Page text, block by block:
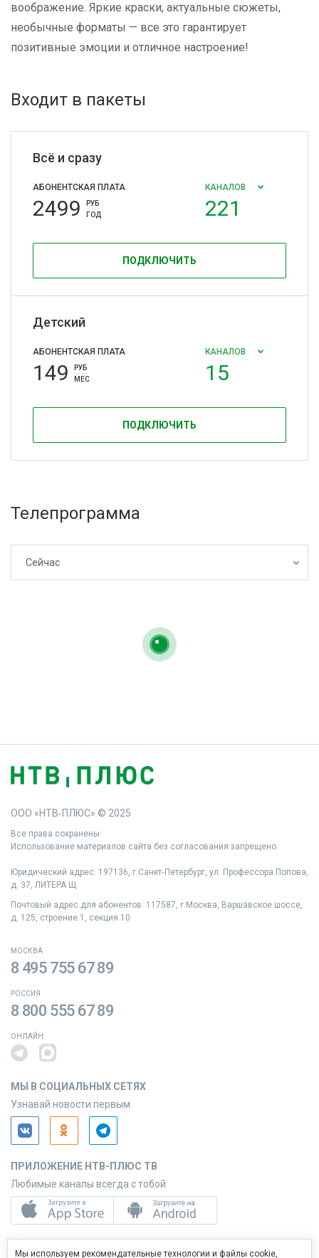
воображение. Яркие краски, актуальные сюжеты,
необычные форматы — все это гарантирует
позитивные эмоции и отличное настроение!
Входит в пакеты
Всё и сразу
АБОНЕНТСКАЯ ПЛАТА
2499
РУБ
ГОД
КАНАЛОВ
221
ПОДКЛЮЧИТЬ
Детский
АБОНЕНТСКАЯ ПЛАТА
149
РУБ
МЕС
КАНАЛОВ
15
ПОДКЛЮЧИТЬ
Телепрограмма
Сейчас
ООО «НТВ‑ПЛЮС» © 2025
Все права сохранены.
Использование материалов сайта без согласования запрещено.
Юридический адрес: 197136, г.Санкт‑Петербург, ул. Профессора Попова,
д. 37, ЛИТЕРА Щ
Почтовый адрес для абонентов: 117587, г.Москва, Варшавское шоссе,
д. 125, строение 1, секция 10
МОСКВА
8 495 755 67 89
РОССИЯ
8 800 555 67 89
ОНЛАЙН
МЫ В СОЦИАЛЬНЫХ СЕТЯХ
Узнавай новости первым
ПРИЛОЖЕНИЕ НТВ-ПЛЮС ТВ
Любимые каналы всегда с тобой
Мы используем рекомендательные технологии и файлы cookie,